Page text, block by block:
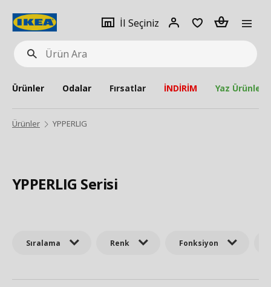
Ürün
Ara
İl Seçiniz
Giriş
Adet
Ürünler Odalar Fırsatlar İNDİRİM Yaz Ürünleri
Ürünler YPPERLIG
YPPERLIG Serisi
Sıralama Renk Fonksiyon